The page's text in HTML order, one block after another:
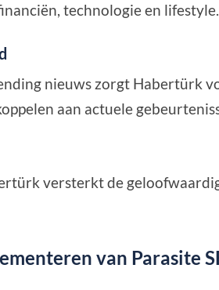
technologie en lifestyle.
nieuws zorgt Habertürk
aan actuele
versterkt de
van Parasite